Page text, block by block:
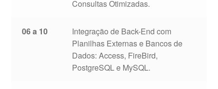
Consultas Otimizadas.
06 a 10
Integração de Back-End com
Planilhas Externas e Bancos de
Dados: Access, FireBird,
PostgreSQL e MySQL.